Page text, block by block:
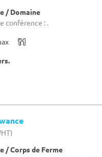
/ Domaine
conférence : .
/ Corps de Ferme